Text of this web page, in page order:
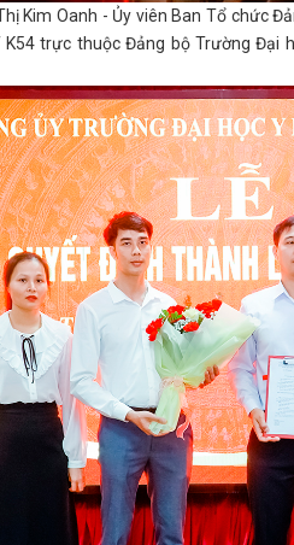
Kim Oanh - Ủy viên Ban Tổ chức
K54 trực thuộc Đảng bộ Trường Đại